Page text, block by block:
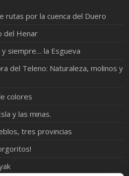
rutas por la cuenca del Duero
del Henar
y siempre… la Esgueva
del Teleno: Naturaleza, molinos y
colores
y las minas.
tres provincias